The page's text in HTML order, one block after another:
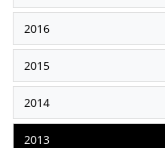
2016
2015
2014
2013